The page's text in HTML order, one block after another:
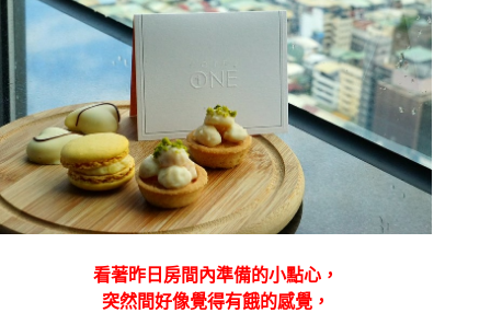
看著昨日房間內準備的小點心，
突然間好像覺得有餓的感覺，